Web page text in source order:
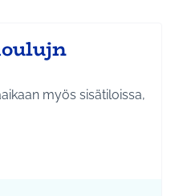
myös sisätiloissa,
Koko Tuusula